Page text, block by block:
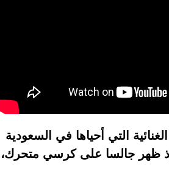
التي أحياها في السعودية
ظهر جالسا على كرسي متحرك،